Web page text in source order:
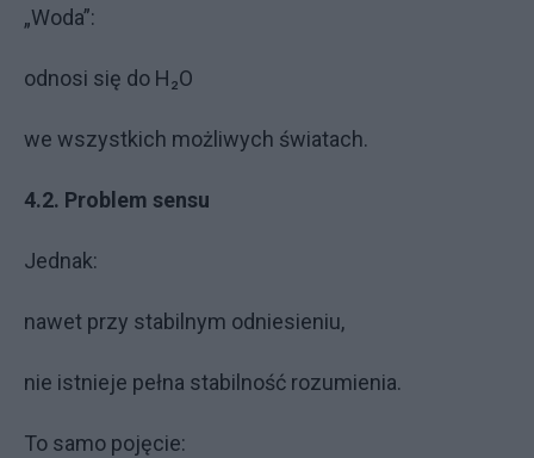
„Woda”:
odnosi się do H₂O
we wszystkich możliwych światach.
4.2. Problem sensu
Jednak:
nawet przy stabilnym odniesieniu,
nie istnieje pełna stabilność rozumienia.
To samo pojęcie: